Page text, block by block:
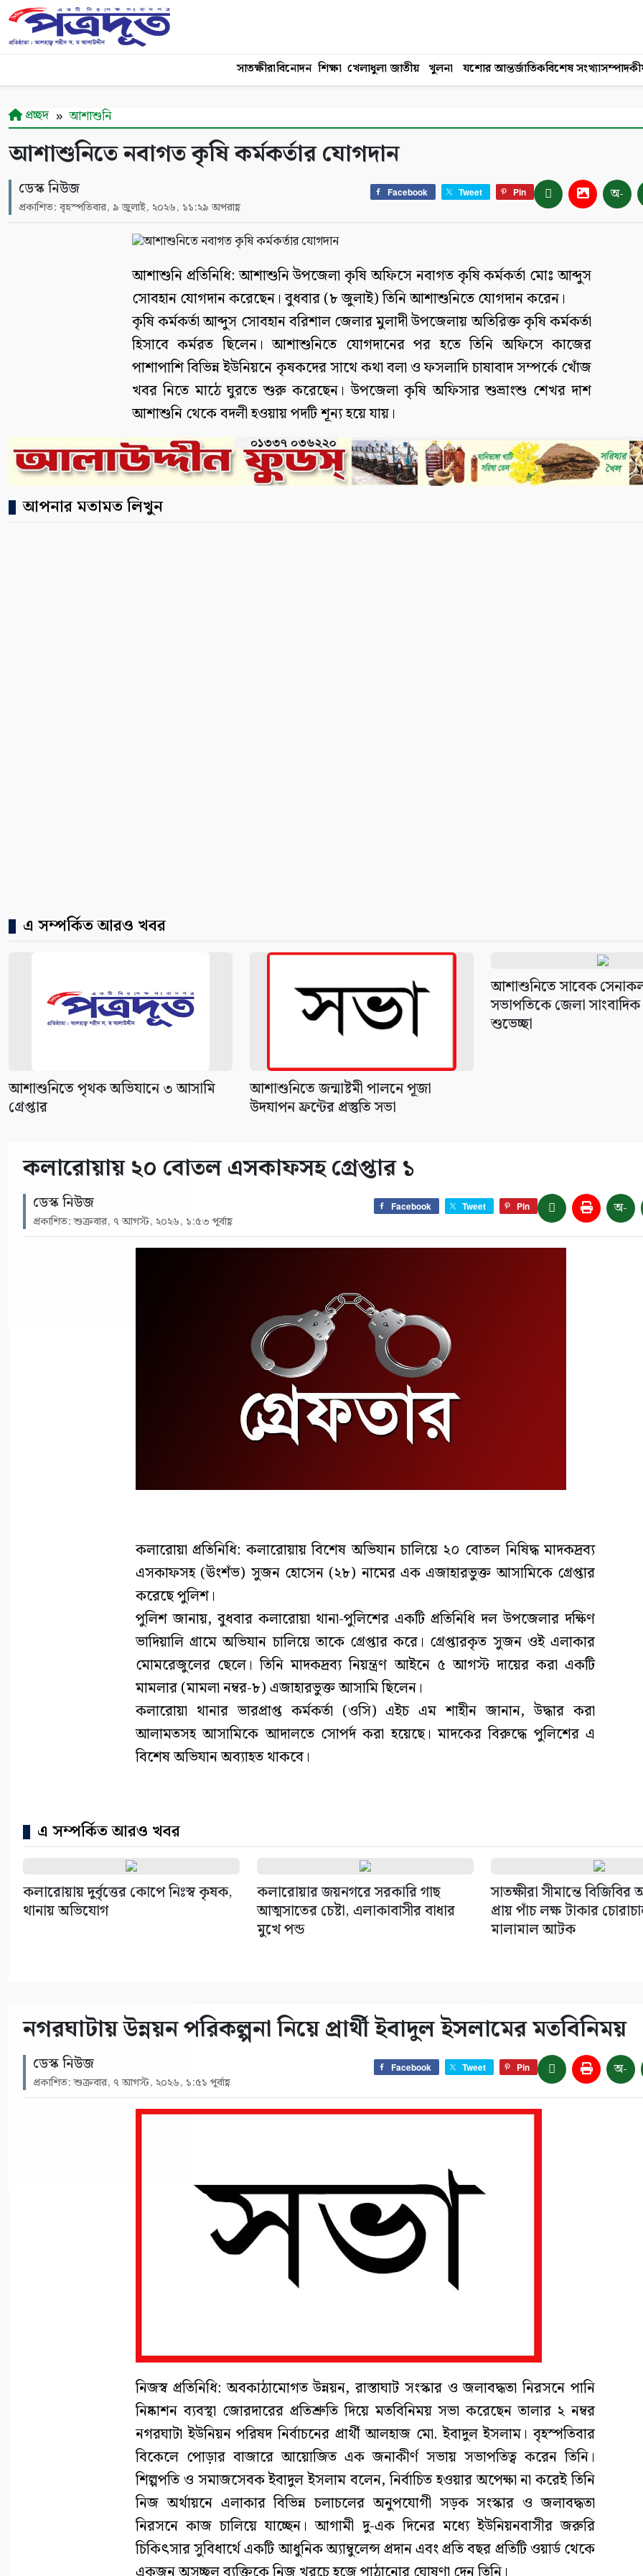
সাতক্ষীরাবিনোদন শিক্ষা খেলাধুলা জাতীয় খুলনা যশোর আন্তর্জাতিকবিশেষ সংখ্যা
প্রচ্ছদ আশাশুনি
আশাশুনিতে নবাগত কৃষি কর্মকর্তার যোগদান
ডেস্ক নিউজ
প্রকাশিত: বৃহস্পতিবার, ৯ জুলাই, ২০২৬, ১১:২৯ অপরাহ্ণ
Facebook Tweet Pin অ-
আশাশুনি প্রতিনিধি: আশাশুনি উপজেলা কৃষি অফিসে নবাগত কৃষি কর্মকর্তা মোঃ আব্দুস
সোবহান যোগদান করেছেন। বুধবার (৮ জুলাই) তিনি আশাশুনিতে যোগদান করেন।
কৃষি কর্মকর্তা আব্দুস সোবহান বরিশাল জেলার মুলাদী উপজেলায় অতিরিক্ত কৃষি কর্মকর্তা
হিসাবে কর্মরত ছিলেন। আশাশুনিতে যোগদানের পর হতে তিনি অফিসে কাজের
পাশাপাশি বিভিন্ন ইউনিয়নে কৃষকদের সাথে কথা বলা ও ফসলাদি চাষাবাদ সম্পর্কে খোঁজ
খবর নিতে মাঠে ঘুরতে শুরু করেছেন। উপজেলা কৃষি অফিসার শুভ্রাংশু শেখর দাশ
আশাশুনি থেকে বদলী হওয়ায় পদটি শূন্য হয়ে যায়।
আপনার মতামত লিখুন
এ সম্পর্কিত আরও খবর
আশাশুনিতে পৃথক অভিযানে ৩ আসামি
গ্রেপ্তার
আশাশুনিতে জন্মাষ্টমী পালনে পূজা
উদযাপন ফ্রন্টের প্রস্তুতি সভা
আশাশুনিতে সাবেক
সভাপতিকে জেলা
শুভেচ্ছা
কলারোয়ায় ২০ বোতল এসকাফসহ গ্রেপ্তার ১
ডেস্ক নিউজ
প্রকাশিত: শুক্রবার, ৭ আগস্ট, ২০২৬, ১:৫৩ পূর্বাহ্ণ
Facebook Tweet Pin অ-
কলারোয়া প্রতিনিধি: কলারোয়ায় বিশেষ অভিযান চালিয়ে ২০ বোতল নিষিদ্ধ মাদকদ্রব্য
এসকাফসহ (ঊংশঁভ) সুজন হোসেন (২৮) নামের এক এজাহারভুক্ত আসামিকে গ্রেপ্তার
করেছে পুলিশ।
পুলিশ জানায়, বুধবার কলারোয়া থানা-পুলিশের একটি প্রতিনিধি দল উপজেলার দক্ষিণ
ভাদিয়ালি গ্রামে অভিযান চালিয়ে তাকে গ্রেপ্তার করে। গ্রেপ্তারকৃত সুজন ওই এলাকার
মোমরেজুলের ছেলে। তিনি মাদকদ্রব্য নিয়ন্ত্রণ আইনে ৫ আগস্ট দায়ের করা একটি
মামলার (মামলা নম্বর-৮) এজাহারভুক্ত আসামি ছিলেন।
কলারোয়া থানার ভারপ্রাপ্ত কর্মকর্তা (ওসি) এইচ এম শাহীন জানান, উদ্ধার করা
আলামতসহ আসামিকে আদালতে সোপর্দ করা হয়েছে। মাদকের বিরুদ্ধে পুলিশের এ
বিশেষ অভিযান অব্যাহত থাকবে।
এ সম্পর্কিত আরও খবর
কলারোয়ায় দুর্বৃত্তের কোপে নিঃস্ব কৃষক,
থানায় অভিযোগ
কলারোয়ার জয়নগরে সরকারি গাছ
আত্মসাতের চেষ্টা, এলাকাবাসীর বাধার
মুখে পন্ড
সাতক্ষীরা সীমান্তে বিজিবির
প্রায় পাঁচ লক্ষ টাকার
মালামাল আটক
নগরঘাটায় উন্নয়ন পরিকল্পনা নিয়ে প্রার্থী ইবাদুল ইসলামের মতবিনিময়
ডেস্ক নিউজ
প্রকাশিত: শুক্রবার, ৭ আগস্ট, ২০২৬, ১:৫১ পূর্বাহ্ণ
Facebook Tweet Pin অ-
নিজস্ব প্রতিনিধি: অবকাঠামোগত উন্নয়ন, রাস্তাঘাট সংস্কার ও জলাবদ্ধতা নিরসনে পানি
নিষ্কাশন ব্যবস্থা জোরদারের প্রতিশ্রুতি দিয়ে মতবিনিময় সভা করেছেন তালার ২ নম্বর
নগরঘাটা ইউনিয়ন পরিষদ নির্বাচনের প্রার্থী আলহাজ মো. ইবাদুল ইসলাম। বৃহস্পতিবার
বিকেলে পোড়ার বাজারে আয়োজিত এক জনাকীর্ণ সভায় সভাপতিত্ব করেন তিনি।
শিল্পপতি ও সমাজসেবক ইবাদুল ইসলাম বলেন, নির্বাচিত হওয়ার অপেক্ষা না করেই তিনি
নিজ অর্থায়নে এলাকার বিভিন্ন চলাচলের অনুপযোগী সড়ক সংস্কার ও জলাবদ্ধতা
নিরসনে কাজ চালিয়ে যাচ্ছেন। আগামী দু-এক দিনের মধ্যে ইউনিয়নবাসীর জরুরি
চিকিৎসার সুবিধার্থে একটি আধুনিক অ্যাম্বুলেন্স প্রদান এবং প্রতি বছর প্রতিটি ওয়ার্ড থেকে